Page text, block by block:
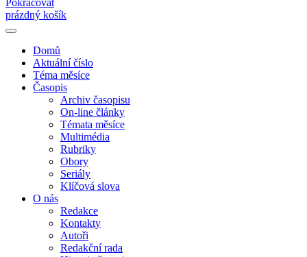
prázdný košík
Domů
Aktuální číslo
Téma měsíce
Časopis
Archiv časopisu
On-line články
Témata měsíce
Multimédia
Rubriky
Obory
Seriály
Klíčová slova
O nás
Redakce
Kontakty
Autoři
Redakční rada